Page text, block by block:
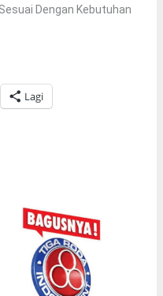
Dengan Kebutuhan
Lagi